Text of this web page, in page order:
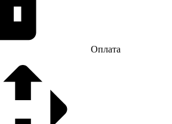
Оплата